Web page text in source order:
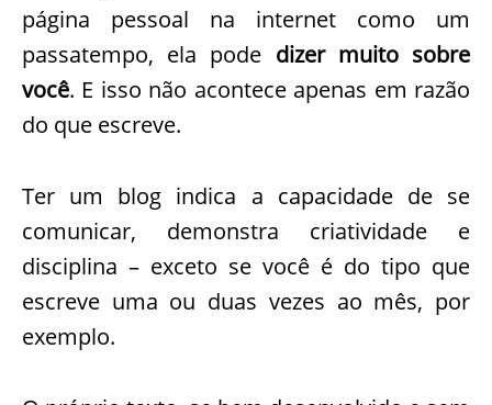
página pessoal na internet como um
passatempo, ela pode dizer muito sobre
você. E isso não acontece apenas em razão
do que escreve.
Ter um blog indica a capacidade de se
comunicar, demonstra criatividade e
disciplina – exceto se você é do tipo que
escreve uma ou duas vezes ao mês, por
exemplo.